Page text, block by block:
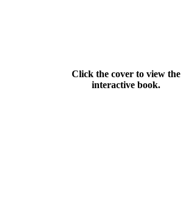
Click the cover to view the
interactive book.